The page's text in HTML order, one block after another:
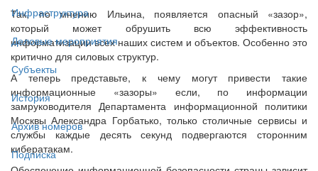
Инфраструктура
Деловые мероприятия
Субъекты
История
Архив номеров
Подписка
Так, по мнению Ильина, появляется опасный «зазор»,
который может обрушить всю эффективность
информатизации всех наших систем и объектов. Особенно это
критично для силовых структур.
А теперь представьте, к чему могут привести такие
информационные «зазоры» если, по информации
замруководителя Департамента информационной политики
Москвы Александра Горбатько, только столичные сервисы и
службы каждые десять секунд подвергаются сторонним
кибератакам.